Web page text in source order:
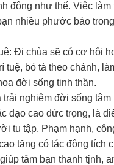
động như thế. Việc làm
nhiều phước báo
Đi chùa sẽ có cơ hội
tuệ, bỏ tà theo chánh,
đời sống tinh thần.
trải nghiệm đời sống tâm
đạo cao đức trọng, là
tu tập. Phạm hạnh,
tăng có tác động tích
tâm bạn thanh tịnh,